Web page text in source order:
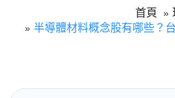
首頁
半導體材料概念股有哪些？